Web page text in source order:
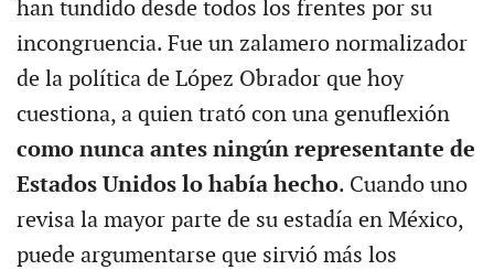
han tundido desde todos los frentes por su
incongruencia. Fue un zalamero normalizador
de la política de López Obrador que hoy
cuestiona, a quien trató con una genuflexión
como nunca antes ningún representante de
Estados Unidos lo había hecho. Cuando uno
revisa la mayor parte de su estadía en México,
puede argumentarse que sirvió más los